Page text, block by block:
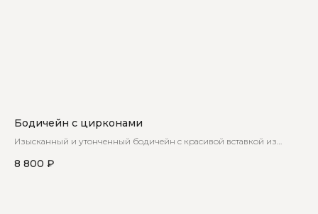
Бодичейн с цирконами
Изысканный и утонченный бодичейн с красивой вставкой из
8 800 ₽